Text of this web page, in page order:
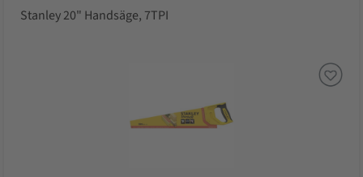
Stanley 20" Handsäge, 7TPI